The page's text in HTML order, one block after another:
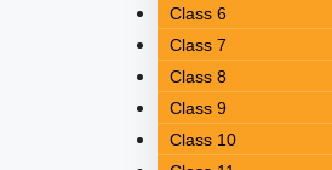
Class 6
Class 7
Class 8
Class 9
Class 10